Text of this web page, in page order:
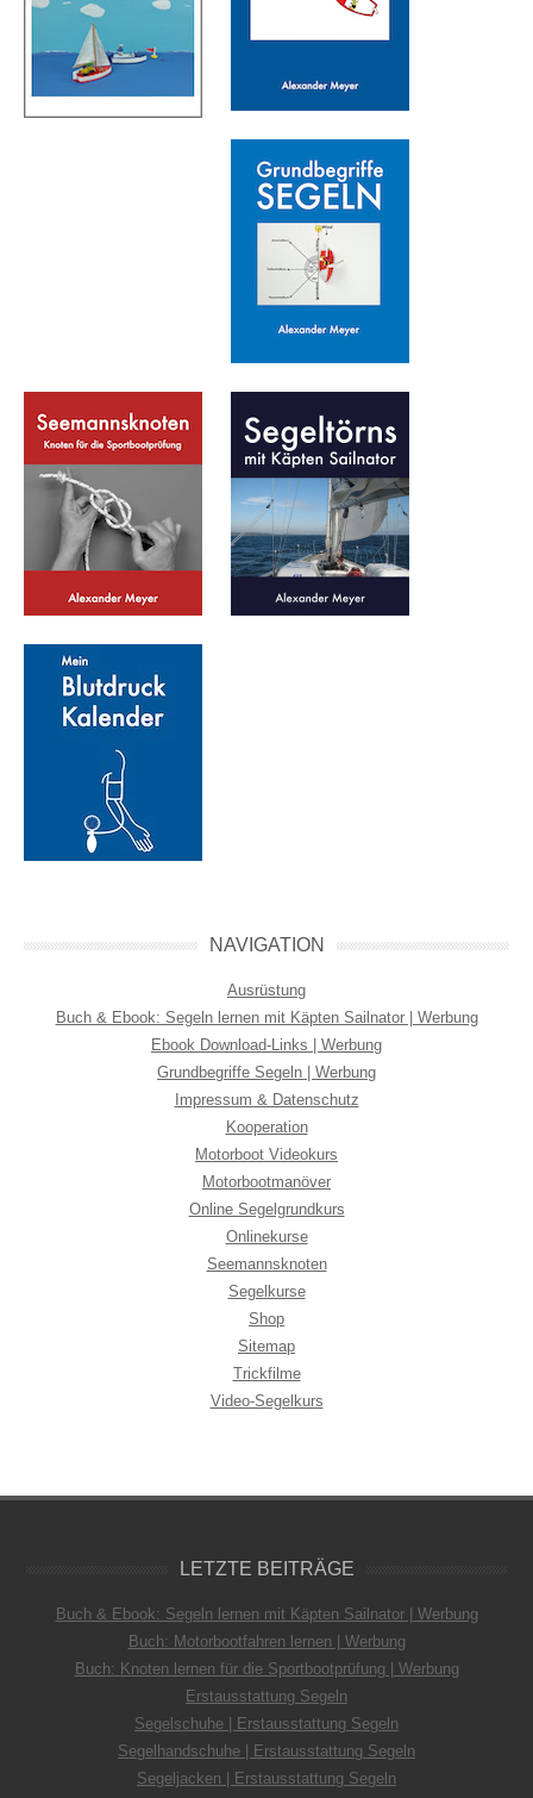
NAVIGATION
Ausrüstung
Buch & Ebook: Segeln lernen mit Käpten Sailnator | Werbung
Ebook Download-Links | Werbung
Grundbegriffe Segeln | Werbung
Impressum & Datenschutz
Kooperation
Motorboot Videokurs
Motorbootmanöver
Online Segelgrundkurs
Onlinekurse
Seemannsknoten
Segelkurse
Shop
Sitemap
Trickfilme
Video-Segelkurs
LETZTE BEITRÄGE
Buch & Ebook: Segeln lernen mit Käpten Sailnator | Werbung
Buch: Motorbootfahren lernen | Werbung
Buch: Knoten lernen für die Sportbootprüfung | Werbung
Erstausstattung Segeln
Segelschuhe | Erstausstattung Segeln
Segelhandschuhe | Erstausstattung Segeln
Segeljacken | Erstausstattung Segeln